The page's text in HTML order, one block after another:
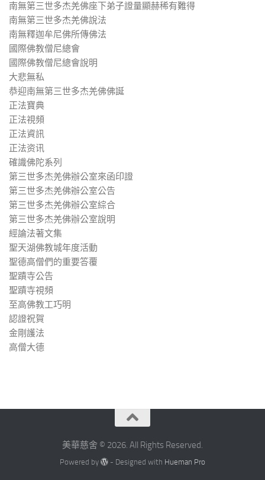
南無第三世多杰羌佛座下弟子證量顯赫稀有難得
南無第三世多杰羌佛說法
南無釋迦牟尼佛所傳佛法
國際佛教僧尼總會
國際佛教僧尼總會說明
大悲無私
恭迎南無第三世多杰羌佛佛誕
正法寶典
正法視頻
正法資訊
正法资讯
確識佛陀系列
第三世多杰羌佛辦公室來函印證
第三世多杰羌佛辦公室公告
第三世多杰羌佛辦公室綜合
第三世多杰羌佛辦公室說明
經論法著文集
聖天湖佛教城年度活動
聖德高僧們的重要答覆
聖蹟寺公告
聖蹟寺視頻
至高佛教工巧明
認證祝賀
金剛護法
高僧大德
美華慈舍 © 2026. All Rights Reserved.
Powered by - Designed with Hueman Pro